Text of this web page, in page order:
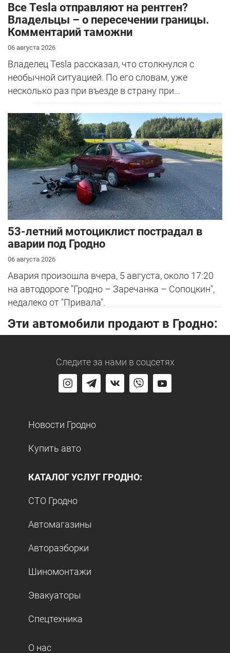
Все Tesla отправляют на рентген?
Владельцы – о пересечении границы.
Комментарий таможни
06 августа 2026
Владелец Tesla рассказал, что столкнулся с
необычной ситуацией. По его словам, уже
несколько раз при въезде в страну при...
53-летний мотоциклист пострадал в
аварии под Гродно
06 августа 2026
Авария произошла вчера, 5 августа, около 17:20
на автодороге "Гродно – Заречанка – Сопоцкин",
недалеко от "Привала".
Эти автомобили продают в Гродно:
Следите за нами в соцсетях
Новости Гродно
Купить авто
КАТАЛОГ УСЛУГ ГРОДНО:
СТО Гродно
Автомагазины
Авторазборки
Шиномонтажи
Эвакуаторы
Спецтехника
О нас